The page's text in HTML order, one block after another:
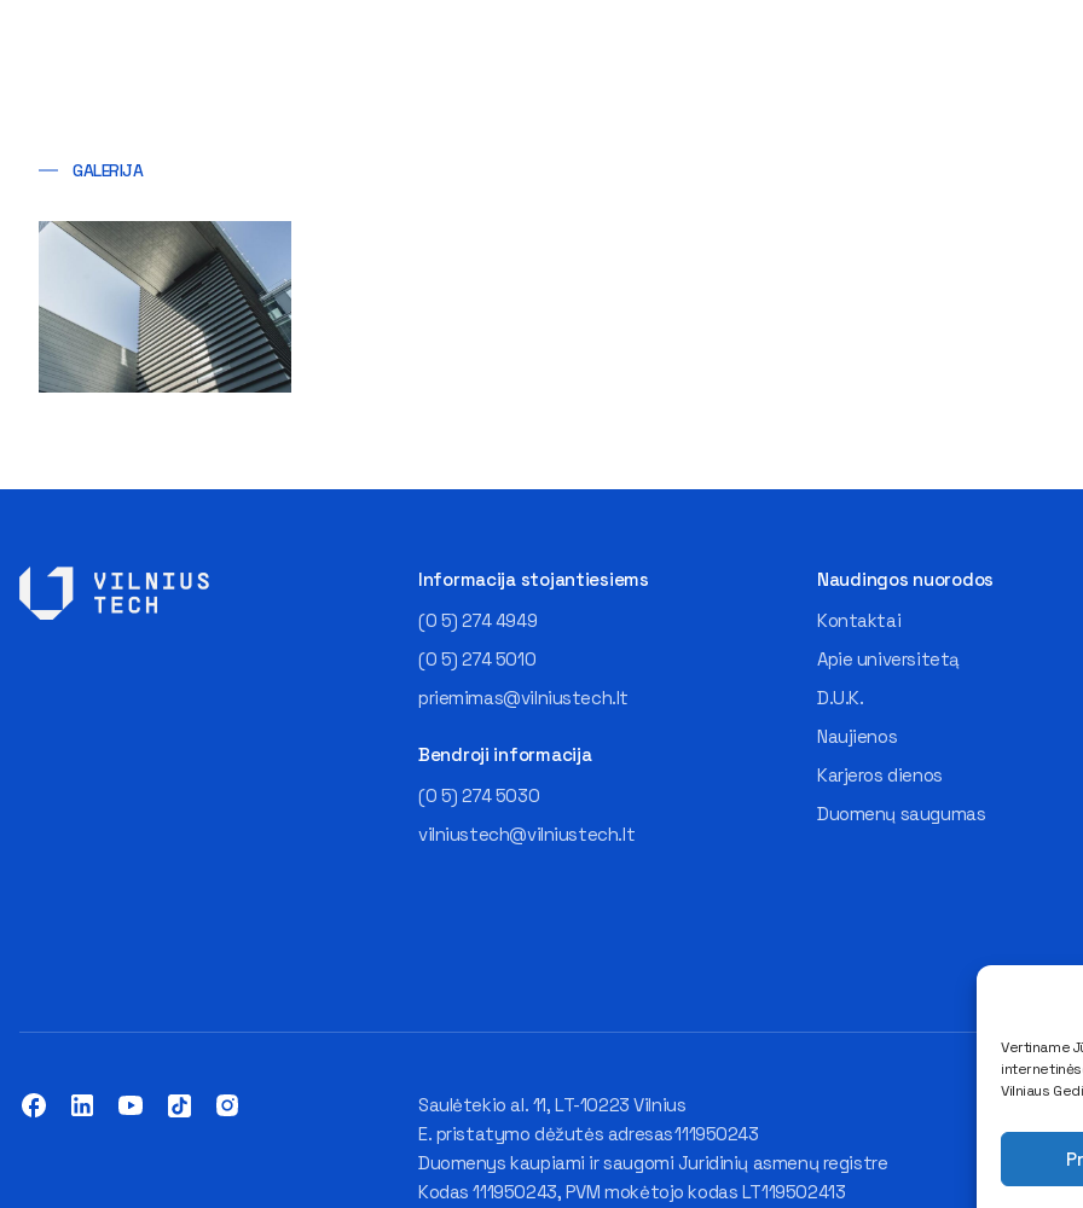
Vertiname
Vilniaus
GALERIJA
Informacija stojantiesiems
(0 5) 274 4949
(0 5) 274 5010
priemimas@vilniustech.lt
Bendroji informacija
(0 5) 274 5030
vilniustech@vilniustech.lt
Naudingos nuorodos
Kontaktai
Apie universitetą
D.U.K.
Naujienos
Karjeros dienos
Duomenų saugumas
Saulėtekio al. 11, LT-10223 Vilnius
E. pristatymo dėžutės adresas 111950243
Duomenys kaupiami ir saugomi Juridinių asmenų registre
Kodas 111950243, PVM mokėtojo kodas LT119502413